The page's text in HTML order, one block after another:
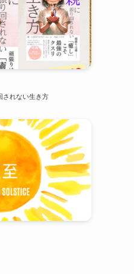
されない生き方